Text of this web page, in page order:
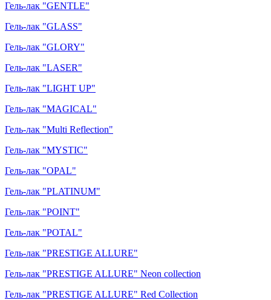
Гель-лак "GENTLE"
Гель-лак "GLASS"
Гель-лак "GLORY"
Гель-лак "LASER"
Гель-лак "LIGHT UP"
Гель-лак "MAGICAL"
Гель-лак "Multi Reflection"
Гель-лак "MYSTIC"
Гель-лак "OPAL"
Гель-лак "PLATINUM"
Гель-лак "POINT"
Гель-лак "POTAL"
Гель-лак "PRESTIGE ALLURE"
Гель-лак "PRESTIGE ALLURE" Neon collection
Гель-лак "PRESTIGE ALLURE" Red Collection